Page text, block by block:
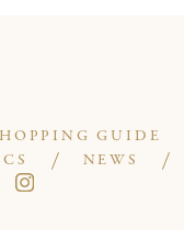
GUIDE
NEWS